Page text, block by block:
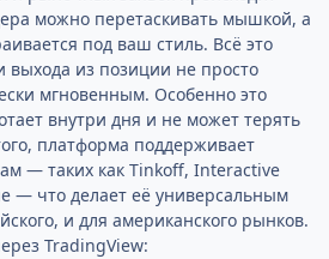
можно перетаскивать мышкой, а
под ваш стиль. Всё это
выхода из позиции не просто
мгновенным. Особенно это
внутри дня и не может терять
платформа поддерживает
— таких как Tinkoff, Interactive
— что делает её универсальным
и для американского рынков.
TradingView: